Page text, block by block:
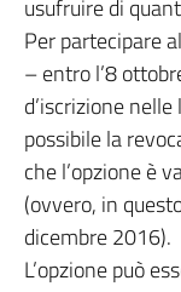
usufruire di
Per partecipare
– entro l’8
d’iscrizione
possibile la
che l’opzione è
(ovvero, in
dicembre 2016).
L’opzione può